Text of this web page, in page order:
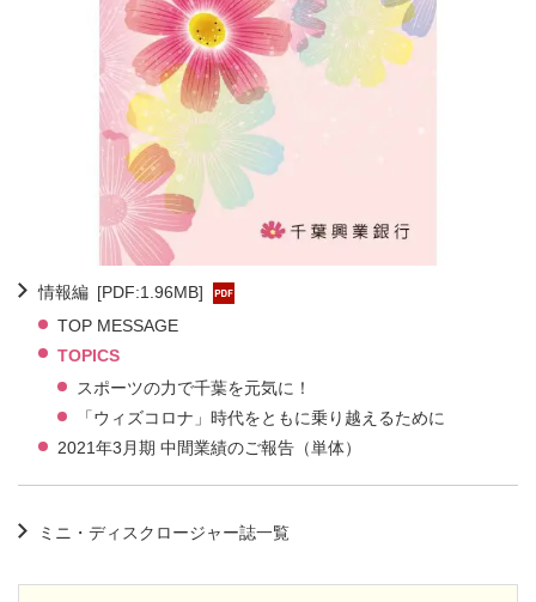
情報編 [PDF:1.96MB]
TOP MESSAGE
TOPICS
スポーツの力で千葉を元気に！
「ウィズコロナ」時代をともに乗り越えるために
2021年3月期 中間業績のご報告（単体）
ミニ・ディスクロージャー誌一覧